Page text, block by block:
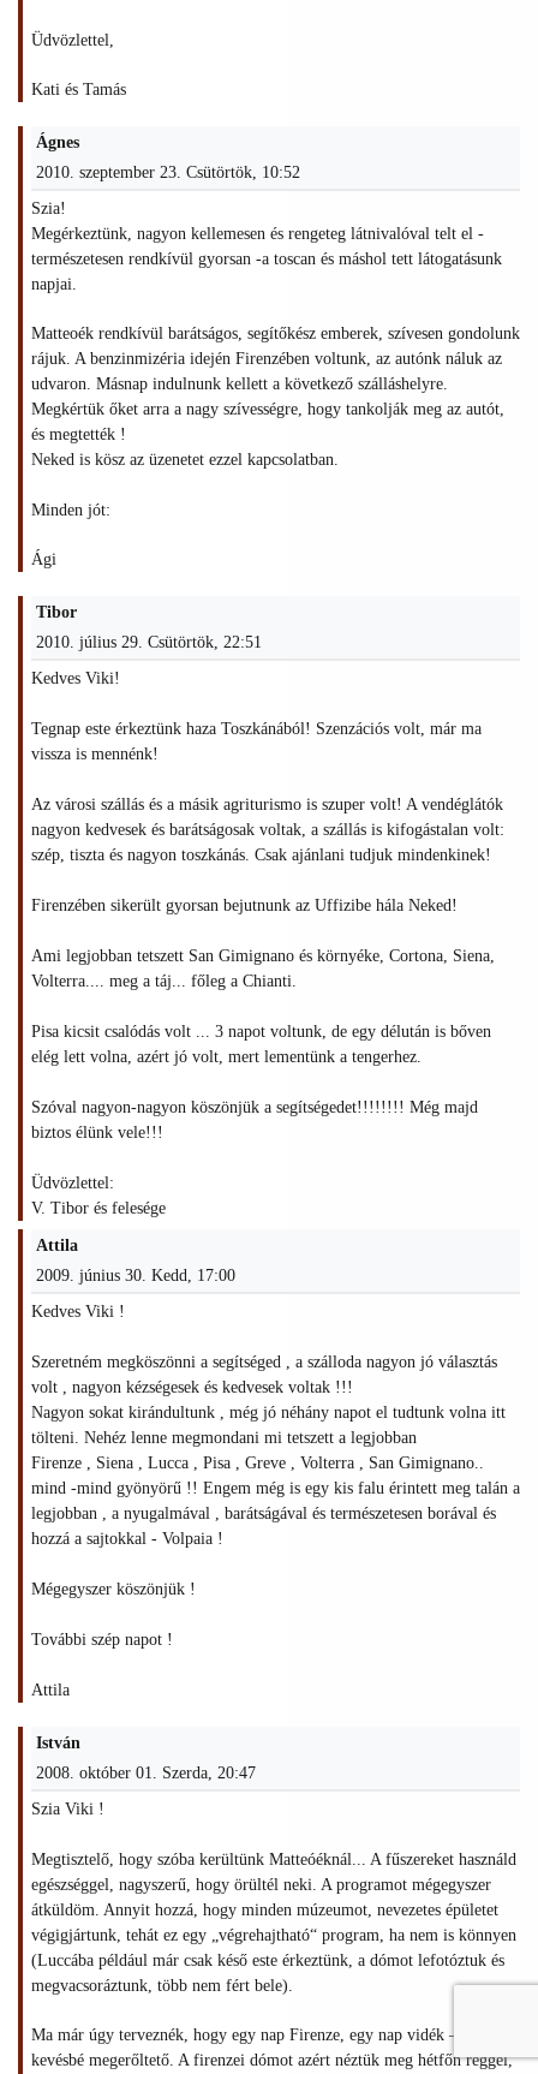
Üdvözlettel,
Kati és Tamás
Ágnes
2010. szeptember 23. Csütörtök, 10:52
Szia!
Megérkeztünk, nagyon kellemesen és rengeteg látnivalóval telt el -
természetesen rendkívül gyorsan -a toscan és máshol tett látogatásunk
napjai.
Matteoék rendkívül barátságos, segítőkész emberek, szívesen gondolunk
rájuk. A benzinmizéria idején Firenzében voltunk, az autónk náluk az
udvaron. Másnap indulnunk kellett a következő szálláshelyre.
Megkértük őket arra a nagy szívességre, hogy tankolják meg az autót,
és megtették !
Neked is kösz az üzenetet ezzel kapcsolatban.
Minden jót:
Ági
Tibor
2010. július 29. Csütörtök, 22:51
Kedves Viki!
Tegnap este érkeztünk haza Toszkánából! Szenzációs volt, már ma
vissza is mennénk!
Az városi szállás és a másik agriturismo is szuper volt! A vendéglátók
nagyon kedvesek és barátságosak voltak, a szállás is kifogástalan volt:
szép, tiszta és nagyon toszkánás. Csak ajánlani tudjuk mindenkinek!
Firenzében sikerült gyorsan bejutnunk az Uffizibe hála Neked!
Ami legjobban tetszett San Gimignano és környéke, Cortona, Siena,
Volterra.... meg a táj... főleg a Chianti.
Pisa kicsit csalódás volt ... 3 napot voltunk, de egy délután is bőven
elég lett volna, azért jó volt, mert lementünk a tengerhez.
Szóval nagyon-nagyon köszönjük a segítségedet!!!!!!!! Még majd
biztos élünk vele!!!
Üdvözlettel:
V. Tibor és felesége
Attila
2009. június 30. Kedd, 17:00
Kedves Viki !
Szeretném megköszönni a segítséged , a szálloda nagyon jó választás
volt , nagyon kézségesek és kedvesek voltak !!!
Nagyon sokat kirándultunk , még jó néhány napot el tudtunk volna itt
tölteni. Nehéz lenne megmondani mi tetszett a legjobban
Firenze , Siena , Lucca , Pisa , Greve , Volterra , San Gimignano..
mind -mind gyönyörű !! Engem még is egy kis falu érintett meg talán a
legjobban , a nyugalmával , barátságával és természetesen borával és
hozzá a sajtokkal - Volpaia !
Mégegyszer köszönjük !
További szép napot !
Attila
István
2008. október 01. Szerda, 20:47
Szia Viki !
Megtisztelő, hogy szóba kerültünk Matteóéknál... A fűszereket használd
egészséggel, nagyszerű, hogy örültél neki. A programot mégegyszer
átküldöm. Annyit hozzá, hogy minden múzeumot, nevezetes épületet
végigjártunk, tehát ez egy „végrehajtható“ program, ha nem is könnyen
(Luccába például már csak késő este érkeztünk, a dómot lefotóztuk és
megvacsoráztunk, több nem fért bele).
Ma már úgy terveznék, hogy egy nap Firenze, egy nap vidék – úgy
kevésbé megerőltető. A firenzei dómot azért néztük meg hétfőn reggel,